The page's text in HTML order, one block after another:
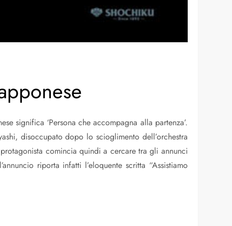
significa ‘Persona che accompagna alla partenza’.
disoccupato dopo lo scioglimento dell’orchestra
comincia quindi a cercare tra gli annunci
riporta infatti l’eloquente scritta “Assistiamo